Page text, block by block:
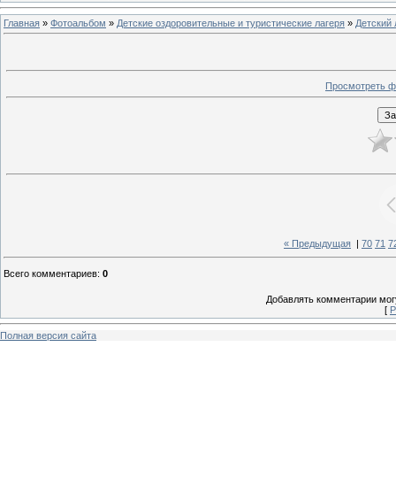
Главная » Фотоальбом » Детские оздоровительные и туристические лагеря »
Просмотреть
« Предыдущая 70 71
Всего комментариев: 0
Добавлять комментарии
[
Полная версия сайта